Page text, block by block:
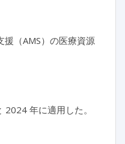
（AMS）の医療資源
年に適用した。